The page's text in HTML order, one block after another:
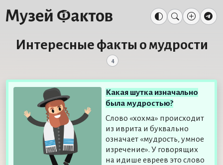
Интересные факты о мудрости
4
Какая шутка изначально
была мудростью?
Слово «хохма» происходит
из иврита и буквально
означает «мудрость, умное
изречение». У говорящих
на идише евреев это слово